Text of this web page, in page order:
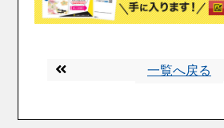
一覧へ戻る